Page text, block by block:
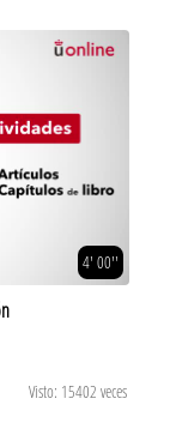
4' 00''
Visto: 15402 veces